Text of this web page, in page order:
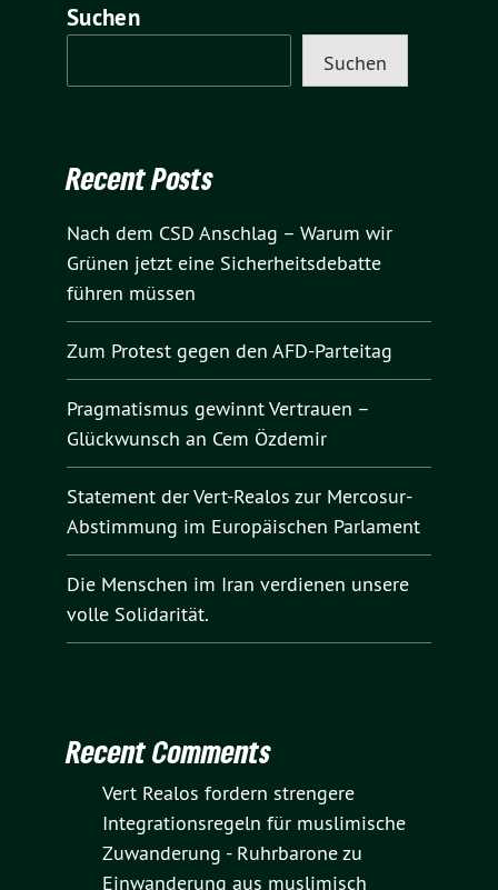
Suchen
Suchen
Recent Posts
Nach dem CSD Anschlag – Warum wir
Grünen jetzt eine Sicherheitsdebatte
führen müssen
Zum Protest gegen den AFD-Parteitag
Pragmatismus gewinnt Vertrauen –
Glückwunsch an Cem Özdemir
Statement der Vert-Realos zur Mercosur-
Abstimmung im Europäischen Parlament
Die Menschen im Iran verdienen unsere
volle Solidarität.
Recent Comments
Vert Realos fordern strengere
Integrationsregeln für muslimische
Zuwanderung - Ruhrbaronezu
Einwanderung aus muslimisch